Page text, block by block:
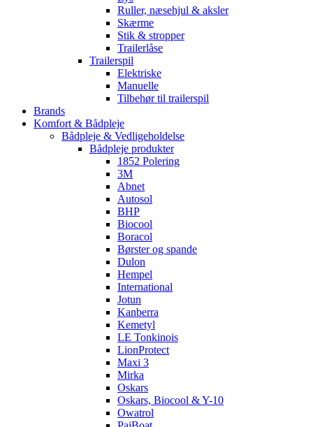
Ruller, næsehjul & aksler
Skærme
Stik & stropper
Trailerlåse
Trailerspil
Elektriske
Manuelle
Tilbehør til trailerspil
Brands
Komfort & Bådpleje
Bådpleje & Vedligeholdelse
Bådpleje produkter
1852 Polering
3M
Abnet
Autosol
BHP
Biocool
Boracol
Børster og spande
Dulon
Hempel
International
Jotun
Kanberra
Kemetyl
LE Tonkinois
LionProtect
Maxi 3
Mirka
Oskars
Oskars, Biocool & Y-10
Owatrol